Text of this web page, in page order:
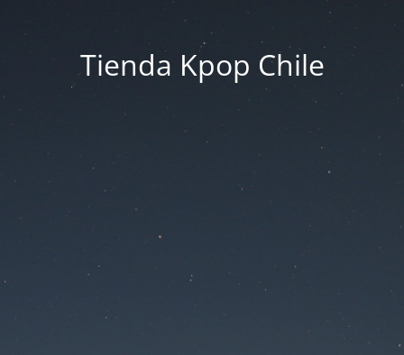
Tienda Kpop Chile